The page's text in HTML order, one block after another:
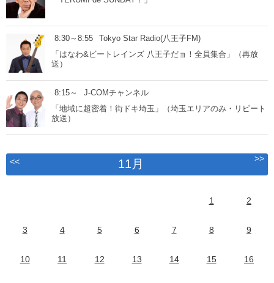
8:30～8:55
Tokyo Star Radio(八王子FM)
「はなわ&ビートレインズ 八王子だョ！全員集合」（再放
送）
8:15～
J-COMチャンネル
「地域に超密着！街ドキ埼玉」（埼玉エリアのみ・リピート
放送）
<< 11月 >>
1 2
3 4 5 6 7 8 9
10 11 12 13 14 15 16